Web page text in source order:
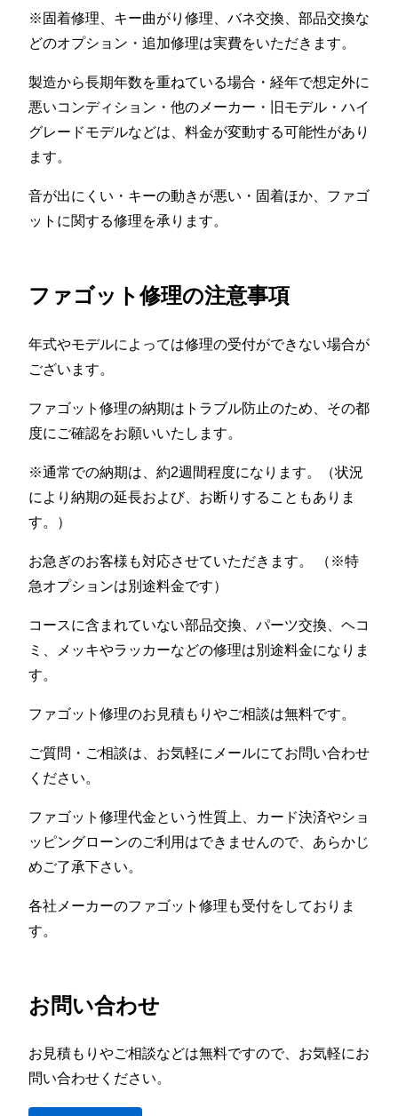
※固着修理、キー曲がり修理、バネ交換、部品交換な
どのオプション・追加修理は実費をいただきます。
製造から長期年数を重ねている場合・経年で想定外に
悪いコンディション・他のメーカー・旧モデル・ハイ
グレードモデルなどは、料金が変動する可能性があり
ます。
音が出にくい・キーの動きが悪い・固着ほか、ファゴ
ットに関する修理を承ります。
ファゴット修理の注意事項
年式やモデルによっては修理の受付ができない場合が
ございます。
ファゴット修理の納期はトラブル防止のため、その都
度にご確認をお願いいたします。
※通常での納期は、約2週間程度になります。（状況
により納期の延長および、お断りすることもありま
す。）
お急ぎのお客様も対応させていただきます。 （※特
急オプションは別途料金です）
コースに含まれていない部品交換、パーツ交換、ヘコ
ミ、メッキやラッカーなどの修理は別途料金になりま
す。
ファゴット修理のお見積もりやご相談は無料です。
ご質問・ご相談は、お気軽にメールにてお問い合わせ
ください。
ファゴット修理代金という性質上、カード決済やショ
ッピングローンのご利用はできませんので、あらかじ
めご了承下さい。
各社メーカーのファゴット修理も受付をしておりま
す。
お問い合わせ
お見積もりやご相談などは無料ですので、お気軽にお
問い合わせください。